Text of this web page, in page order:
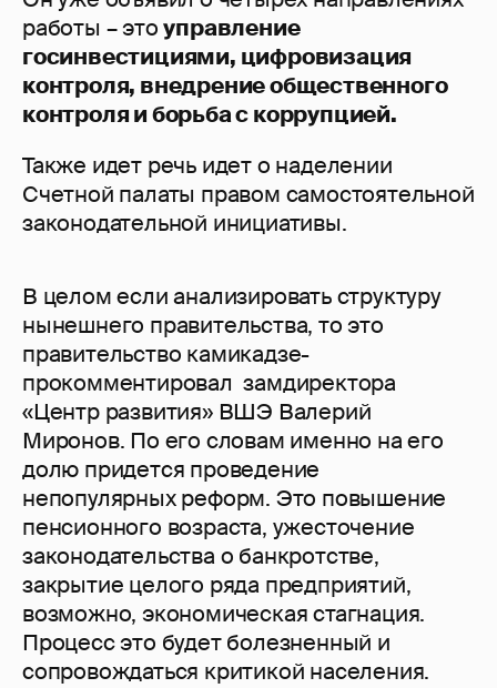
работы – этоуправление
госинвестициями, цифровизация
контроля, внедрение общественного
контроля и борьба с коррупцией.
Также идет речь идет о наделении
Счетной палаты правом самостоятельной
законодательной инициативы.
В целом если анализировать структуру
нынешнего правительства, то это
правительство камикадзе-
прокомментировал замдиректора
«Центр развития» ВШЭ Валерий
Миронов. По его словам именно на его
долю придется проведение
непопулярных реформ. Это повышение
пенсионного возраста, ужесточение
законодательства о банкротстве,
закрытие целого ряда предприятий,
возможно, экономическая стагнация.
Процесс это будет болезненный и
сопровождаться критикой населения.